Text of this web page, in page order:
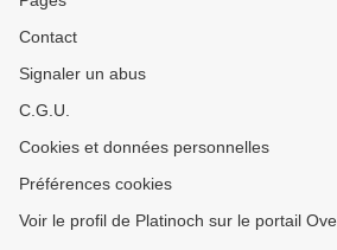
Contact
Signaler un abus
C.G.U.
Cookies et données personnelles
Préférences cookies
Voir le profil de Platinoch sur le portail